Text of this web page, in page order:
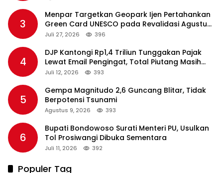
3
Menpar Targetkan Geopark Ijen Pertahankan
Green Card UNESCO pada Revalidasi Agustus
2026
Juli 27, 2026 396
4
DJP Kantongi Rp1,4 Triliun Tunggakan Pajak
Lewat Email Pengingat, Total Piutang Masih
Rp36 Triliun
Juli 12, 2026 393
5
Gempa Magnitudo 2,6 Guncang Blitar, Tidak
Berpotensi Tsunami
Agustus 9, 2026 393
6
Bupati Bondowoso Surati Menteri PU, Usulkan
Tol Prosiwangi Dibuka Sementara
Juli 11, 2026 392
Populer Tag